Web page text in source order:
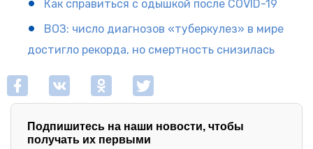
Как справиться с одышкой после COVID-19
ВОЗ: число диагнозов «туберкулез» в мире
достигло рекорда, но смертность снизилась
Подпишитесь на наши новости, чтобы
получать их первыми